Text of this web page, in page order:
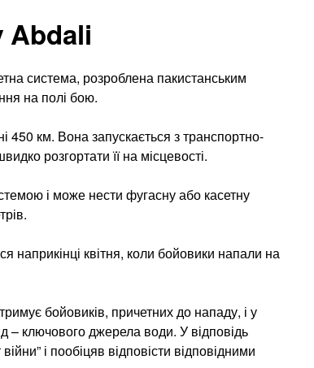
Abdali
система, розроблена пакистанським
на полі бою.
450 км. Вона запускається з транспортно-
розгортати її на місцевості.
і може нести фугасну або касетну
наприкінці квітня, коли бойовики напали на
бойовиків, причетних до нападу, і у
– ключового джерела води. У відповідь
і пообіцяв відповісти відповідними